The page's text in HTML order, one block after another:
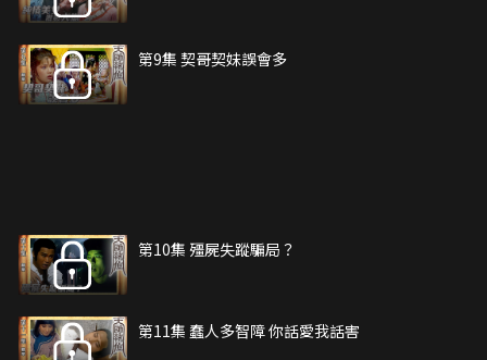
第9集 契哥契妹誤會多
第10集 殭屍失蹤騙局？
第11集 蠢人多智障 你話愛我話害